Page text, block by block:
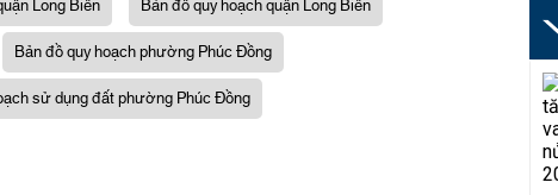
Long Biên
Bản đồ quy hoạch quận Long Biên
Bản đồ quy hoạch phường Phúc Đồng
sử dụng đất phường Phúc Đồng